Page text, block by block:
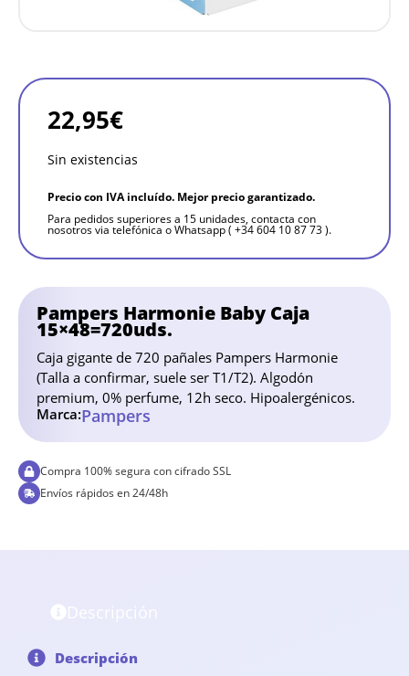
Pampers Harmonie Baby Caja
15×48=720uds.
Caja gigante de 720 pañales Pampers Harmonie
(Talla a confirmar, suele ser T1/T2). Algodón
premium, 0% perfume, 12h seco. Hipoalergénicos.
Marca:Pampers
22,95€
Sin existencias
Precio con IVA incluído. Mejor precio garantizado.
Para pedidos superiores a 15 unidades, contacta con
nosotros via telefónica o Whatsapp ( +34 604 10 87 73 ).
Compra 100% segura con cifrado SSL
Envíos rápidos en 24/48h
Descripción